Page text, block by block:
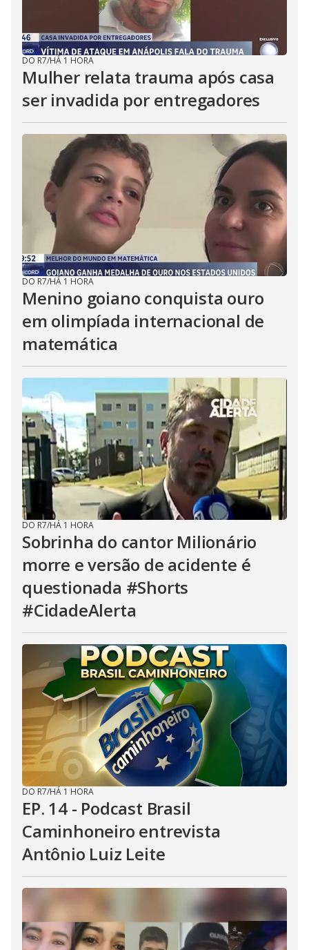
DO R7/HÁ 1 HORA
Mulher relata trauma após casa
ser invadida por entregadores
DO R7/HÁ 1 HORA
Menino goiano conquista ouro
em olimpíada internacional de
matemática
DO R7/HÁ 1 HORA
Sobrinha do cantor Milionário
morre e versão de acidente é
questionada #Shorts
#CidadeAlerta
DO R7/HÁ 1 HORA
EP. 14 - Podcast Brasil
Caminhoneiro entrevista
Antônio Luiz Leite